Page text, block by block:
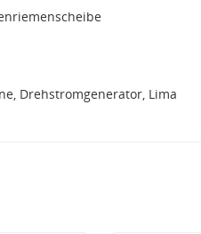
Drehstromgenerator, Lima